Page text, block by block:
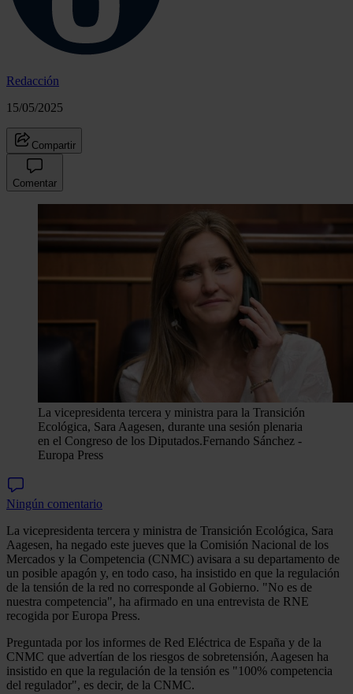
Redacción
15/05/2025
Compartir
Comentar
La vicepresidenta tercera y ministra para la Transición
Ecológica, Sara Aagesen, durante una sesión plenaria
en el Congreso de los Diputados.Fernando Sánchez -
Europa Press
Ningún comentario
La vicepresidenta tercera y ministra de Transición Ecológica, Sara
Aagesen, ha negado este jueves que la Comisión Nacional de los
Mercados y la Competencia (CNMC) avisara a su departamento de
un posible apagón y, en todo caso, ha insistido en que la regulación
de la tensión de la red no corresponde al Gobierno. "No es de
nuestra competencia", ha afirmado en una entrevista de RNE
recogida por Europa Press.
Preguntada por los informes de Red Eléctrica de España y de la
CNMC que advertían de los riesgos de sobretensión, Aagesen ha
insistido en que la regulación de la tensión es "100% competencia
del regulador", es decir, de la CNMC.